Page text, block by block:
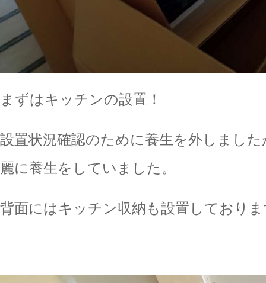
まずはキッチンの設置！
設置状況確認のために養生を外しまし
麗に養生をしていました。
背面にはキッチン収納も設置しており